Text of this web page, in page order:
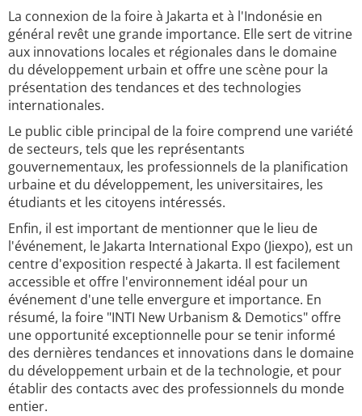
La connexion de la foire à Jakarta et à l'Indonésie en
général revêt une grande importance. Elle sert de vitrine
aux innovations locales et régionales dans le domaine
du développement urbain et offre une scène pour la
présentation des tendances et des technologies
internationales.
Le public cible principal de la foire comprend une variété
de secteurs, tels que les représentants
gouvernementaux, les professionnels de la planification
urbaine et du développement, les universitaires, les
étudiants et les citoyens intéressés.
Enfin, il est important de mentionner que le lieu de
l'événement, le Jakarta International Expo (Jiexpo), est un
centre d'exposition respecté à Jakarta. Il est facilement
accessible et offre l'environnement idéal pour un
événement d'une telle envergure et importance. En
résumé, la foire "INTI New Urbanism & Demotics" offre
une opportunité exceptionnelle pour se tenir informé
des dernières tendances et innovations dans le domaine
du développement urbain et de la technologie, et pour
établir des contacts avec des professionnels du monde
entier.